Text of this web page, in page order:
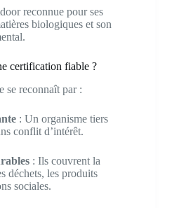
reconnue pour ses
biologiques et son
certification fiable ?
se reconnaît par :
: Un organisme tiers
conflit d’intérêt.
: Ils couvrent la
déchets, les produits
sociales.